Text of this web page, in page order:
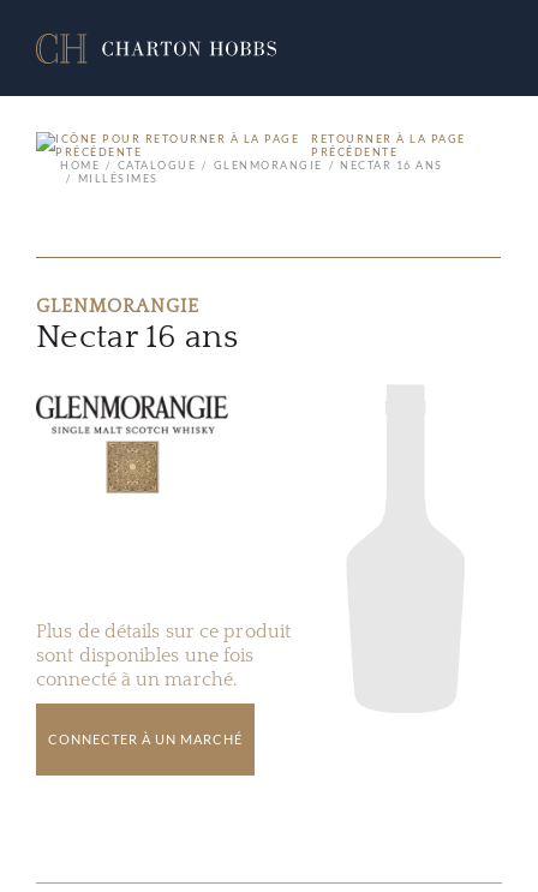
RETOURNER À LA PAGE
PRÉCÉDENTE
HOME
CATALOGUE GLENMORANGIE
NECTAR 16 ANS
MILLÉSIMES
GLENMORANGIE
Nectar 16 ans
Plus de détails sur ce produit
sont disponibles une fois
connecté à un marché.
CONNECTER À UN MARCHÉ